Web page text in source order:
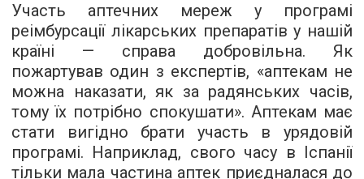
Участь аптечних мереж у програмі
реімбурсації лікарських препаратів у нашій
країні — справа добровільна. Як
пожартував один з експертів, «аптекам не
можна наказати, як за радянських часів,
тому їх потрібно спокушати». Аптекам має
стати вигідно брати участь в урядовій
програмі. Наприклад, свого часу в Іспанії
тільки мала частина аптек приєдналася до